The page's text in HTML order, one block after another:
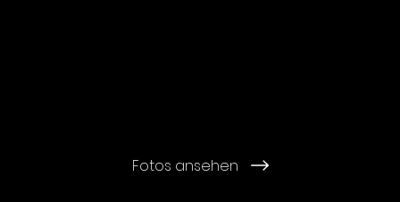
Fotos ansehen